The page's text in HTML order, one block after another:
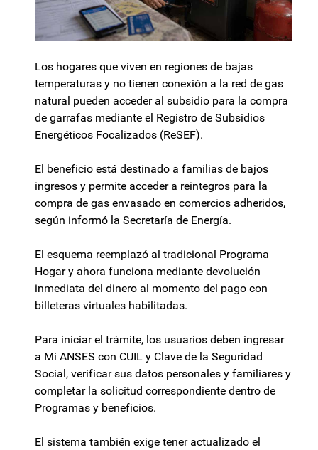
Los hogares que viven en regiones de bajas
temperaturas y no tienen conexión a la red de gas
natural pueden acceder al subsidio para la compra
de garrafas mediante el Registro de Subsidios
Energéticos Focalizados (ReSEF).
El beneficio está destinado a familias de bajos
ingresos y permite acceder a reintegros para la
compra de gas envasado en comercios adheridos,
según informó la Secretaría de Energía.
El esquema reemplazó al tradicional Programa
Hogar y ahora funciona mediante devolución
inmediata del dinero al momento del pago con
billeteras virtuales habilitadas.
Para iniciar el trámite, los usuarios deben ingresar
a Mi ANSES con CUIL y Clave de la Seguridad
Social, verificar sus datos personales y familiares y
completar la solicitud correspondiente dentro de
Programas y beneficios.
El sistema también exige tener actualizado el